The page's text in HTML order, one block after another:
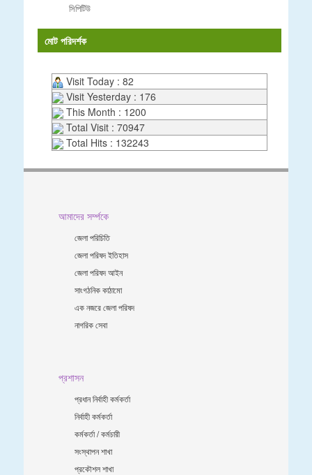
সিপিটিউ
মোট পরিদর্শক
Visit Today : 82
Visit Yesterday : 176
This Month : 1200
Total Visit : 70947
Total Hits : 132243
আমাদের সর্ম্পকে
জেলা পরিচিতি
জেলা পরিষদ ইতিহাস
জেলা পরিষদ আইন
সাংগঠনিক কাঠামো
এক নজরে জেলা পরিষদ
নাগরিক সেবা
প্রশাসন
প্রধান নির্বাহী কর্মকর্তা
নির্বাহী কর্মকর্তা
কর্মকর্তা / কর্মচারী
সংস্থাপন শাখা
প্রকৌশল শাখা